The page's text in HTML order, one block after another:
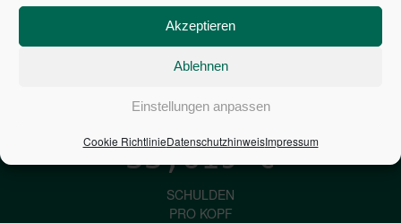
Akzeptieren
Ablehnen
Einstellungen anpassen
Cookie RichtlinieDatenschutzhinweisImpressum
2,806,080,193,779
STAATSVERSCHULDUNG
33,619€
SCHULDEN
PRO KOPF